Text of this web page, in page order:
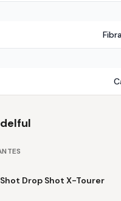
Drop Shot X-Tourer